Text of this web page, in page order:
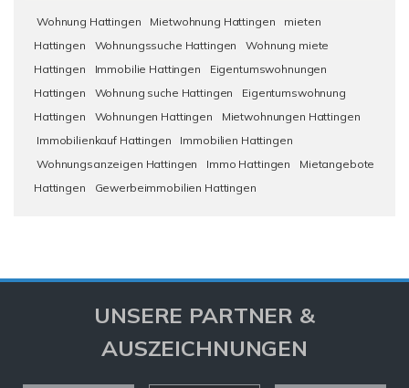
Wohnung Hattingen Mietwohnung Hattingen
mieten
Hattingen
Wohnungssuche Hattingen
Wohnung miete
Hattingen
Immobilie Hattingen
Eigentumswohnungen
Hattingen
Wohnung suche Hattingen
Eigentumswohnung
Hattingen
Wohnungen Hattingen
Mietwohnungen Hattingen
Immobilienkauf Hattingen
Immobilien Hattingen
Wohnungsanzeigen Hattingen
Immo Hattingen
Mietangebote
Hattingen
Gewerbeimmobilien Hattingen
UNSERE PARTNER &
AUSZEICHNUNGEN